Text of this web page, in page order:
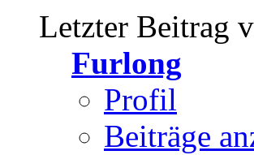
Letzter Beitrag
Furlong
Profil
Beiträge